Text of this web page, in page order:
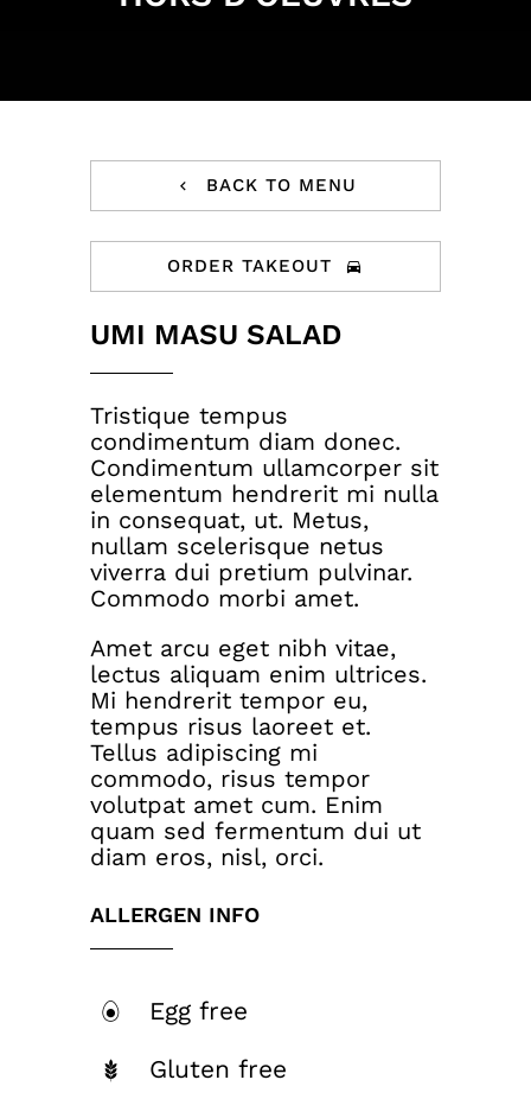
BACK TO MENU
ORDER TAKEOUT
UMI MASU SALAD
Tristique tempus
condimentum diam donec.
Condimentum ullamcorper sit
elementum hendrerit mi nulla
in consequat, ut. Metus,
nullam scelerisque netus
viverra dui pretium pulvinar.
Commodo morbi amet.
Amet arcu eget nibh vitae,
lectus aliquam enim ultrices.
Mi hendrerit tempor eu,
tempus risus laoreet et.
Tellus adipiscing mi
commodo, risus tempor
volutpat amet cum. Enim
quam sed fermentum dui ut
diam eros, nisl, orci.
ALLERGEN INFO
Egg free
Gluten free